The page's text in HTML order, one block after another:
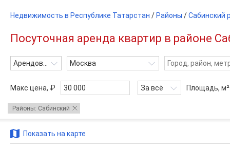
Недвижимость в Республике Татарстан / Районы /Сабинский
Посуточная аренда квартир в районе
Арендовать Москва
Макс цена, ₽ За всё Площадь, м²
Районы: Сабинский
Показать на карте